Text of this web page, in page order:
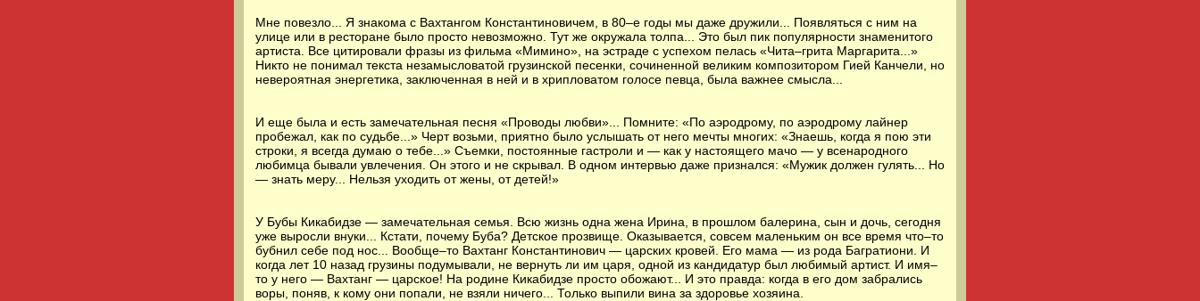
Мне повезло... Я знакома с Вахтангом Константиновичем, в 80–е годы мы даже дружили... Появляться с ним на
улице или в ресторане было просто невозможно. Тут же окружала толпа... Это был пик популярности знаменитого
артиста. Все цитировали фразы из фильма «Мимино», на эстраде с успехом пелась «Чита–грита Маргарита...»
Никто не понимал текста незамысловатой грузинской песенки, сочиненной великим композитором Гией Канчели, но
невероятная энергетика, заключенная в ней и в хрипловатом голосе певца, была важнее смысла...
И еще была и есть замечательная песня «Проводы любви»... Помните: «По аэродрому, по аэродрому лайнер
пробежал, как по судьбе...» Черт возьми, приятно было услышать от него мечты многих: «Знаешь, когда я пою эти
строки, я всегда думаю о тебе...» Съемки, постоянные гастроли и — как у настоящего мачо — у всенародного
любимца бывали увлечения. Он этого и не скрывал. В одном интервью даже признался: «Мужик должен гулять... Но
— знать меру... Нельзя уходить от жены, от детей!»
У Бубы Кикабидзе — замечательная семья. Всю жизнь одна жена Ирина, в прошлом балерина, сын и дочь, сегодня
уже выросли внуки... Кстати, почему Буба? Детское прозвище. Оказывается, совсем маленьким он все время что–то
бубнил себе под нос... Вообще–то Вахтанг Константинович — царских кровей. Его мама — из рода Багратиони. И
когда лет 10 назад грузины подумывали, не вернуть ли им царя, одной из кандидатур был любимый артист. И имя–
то у него — Вахтанг — царское! На родине Кикабидзе просто обожают... И это правда: когда в его дом забрались
воры, поняв, к кому они попали, не взяли ничего... Только выпили вина за здоровье хозяина.